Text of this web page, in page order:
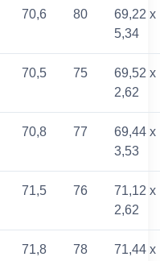
70,6 80
69,22 x
5,34
70,5 75
69,52 x
2,62
70,8 77
69,44 x
3,53
71,5 76
71,12 x
2,62
71,8 78
71,44 x